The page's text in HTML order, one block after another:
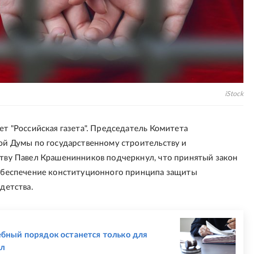
iStock
"Российская газета". Председатель Комитета
Думы по государственному строительству и
Павел Крашенинников подчеркнул, что принятый закон
конституционного принципа защиты
порядок останется только для